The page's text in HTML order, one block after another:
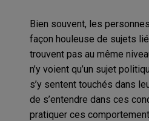
Bien souvent, les
façon houleuse de sujets
trouvent pas au même
n’y voient qu’un sujet
s’y sentent touchés dans
de s’entendre dans ces
pratiquer ces